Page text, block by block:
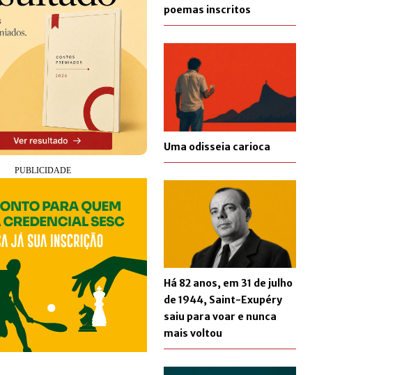
poemas inscritos
Uma odisseia carioca
Há 82 anos, em 31 de julho
de 1944, Saint-Exupéry
saiu para voar e nunca
mais voltou